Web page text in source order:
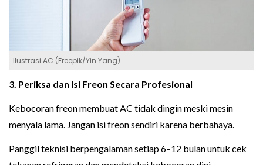
Ilustrasi AC (Freepik/Yin Yang)
3. Periksa dan Isi Freon Secara Profesional
Kebocoran freon membuat AC tidak dingin meski mesin
menyala lama. Jangan isi freon sendiri karena berbahaya.
Panggil teknisi berpengalaman setiap 6–12 bulan untuk cek